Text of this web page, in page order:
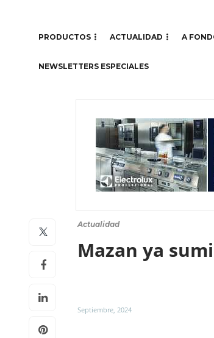
PRODUCTOS ACTUALIDAD A
NEWSLETTERS ESPECIALES
Actualidad
Mazan ya
Septiembre, 2024